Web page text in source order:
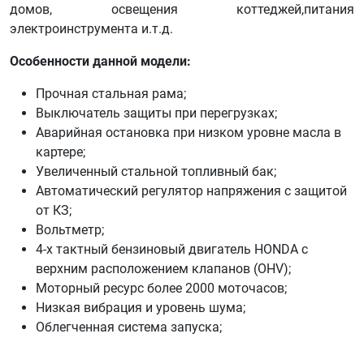
домов, освещения коттеджей,питания
электроинструмента и.т.д.
Особенности данной модели:
Прочная стальная рама;
Выключатель защиты при перегрузках;
Аварийная остановка при низком уровне масла в
картере;
Увеличенный стальной топливный бак;
Автоматический регулятор напряжения с защитой
от КЗ;
Вольтметр;
4-х тактный бензиновый двигатель HONDA с
верхним расположением клапанов (OHV);
Моторный ресурс более 2000 моточасов;
Низкая вибрация и уровень шума;
Облегченная система запуска;